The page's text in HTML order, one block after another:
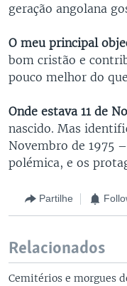
geração angolana
O meu principal
bom cristão e
pouco melhor do
Onde estava 11 de
nascido. Mas
Novembro de 1975
polémica, e os
Partilhe
Relacionados
Cemitérios e morgues